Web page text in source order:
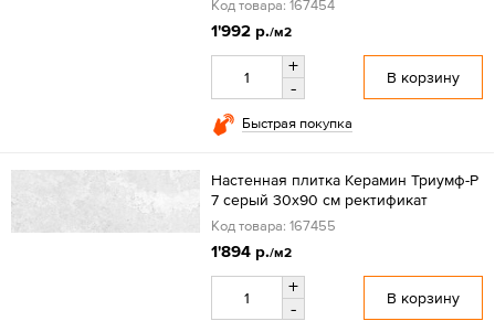
Код товара: 167454
1'992 р./м2
+
-
В корзину
Быстрая покупка
Настенная плитка Керамин Триумф-Р
7 серый 30x90 см ректификат
Код товара: 167455
1'894 р./м2
+
-
В корзину